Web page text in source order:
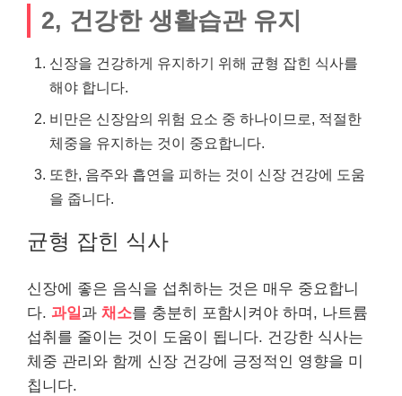
2, 건강한 생활습관 유지
신장을 건강하게 유지하기 위해 균형 잡힌 식사를
해야 합니다.
비만은 신장암의 위험 요소 중 하나이므로, 적절한
체중을 유지하는 것이 중요합니다.
또한, 음주와 흡연을 피하는 것이 신장 건강에 도움
을 줍니다.
균형 잡힌 식사
신장에 좋은 음식을 섭취하는 것은 매우 중요합니
다. 과일과 채소를 충분히 포함시켜야 하며, 나트륨
섭취를 줄이는 것이 도움이 됩니다. 건강한 식사는
체중 관리와 함께 신장 건강에 긍정적인 영향을 미
칩니다.